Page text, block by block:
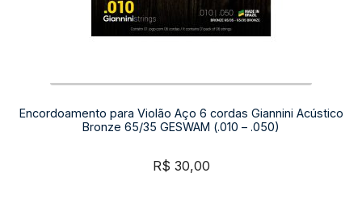
Encordoamento para Violão Aço 6 cordas Giannini Acústico
Bronze 65/35 GESWAM (.010 – .050)
R$ 30,00